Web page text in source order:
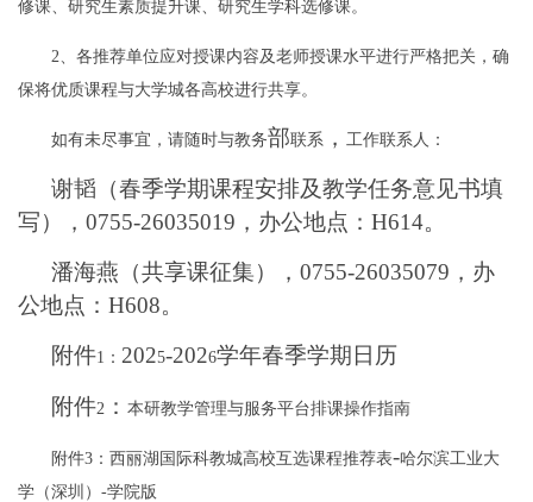
修课、研究生素质提升课、研究生学科选修课。
2 、各推荐单位应对授课内容及老师授课水平进行严格把关，确
保将优质课程与大学城各高校进行共享。
如有未尽事宜，请随时与教务部联系 ， 工作联系人：
谢韬（春季学期课程安排及教学任务意见书填
写）， 0755-26035019 ，办公地点： H614。
潘海燕（共享课征集）， 0755-26035079 ，办
公地点： H608。
附件1 ： 2025-2026学年春季学期日历
附件2 ： 本研教学管理与服务平台排课操作指南
附件3 ：西丽湖国际科教城高校互选课程推荐表-哈尔滨工业大
学（深圳） -学院版